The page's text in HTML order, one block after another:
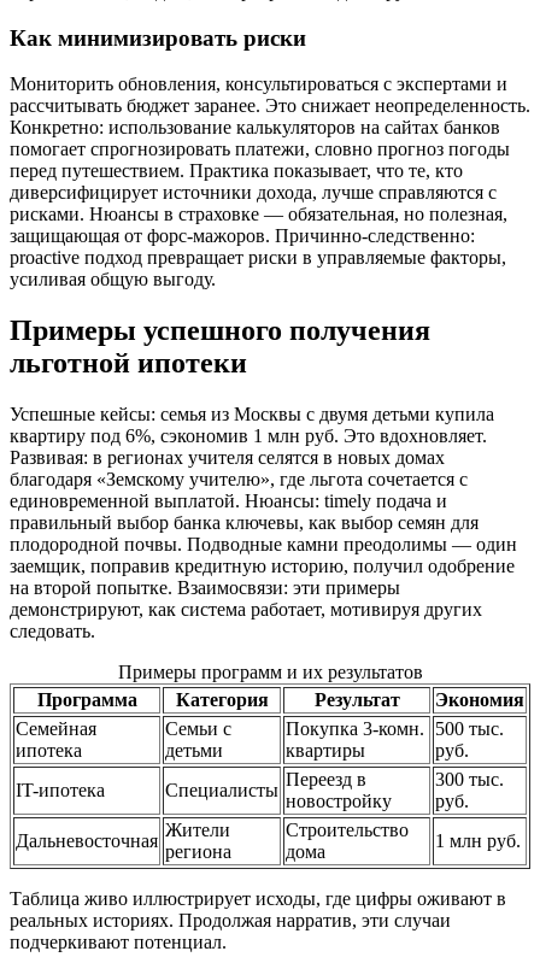
Как минимизировать риски
Мониторить обновления, консультироваться с экспертами и
рассчитывать бюджет заранее. Это снижает неопределенность.
Конкретно: использование калькуляторов на сайтах банков
помогает спрогнозировать платежи, словно прогноз погоды
перед путешествием. Практика показывает, что те, кто
диверсифицирует источники дохода, лучше справляются с
рисками. Нюансы в страховке — обязательная, но полезная,
защищающая от форс-мажоров. Причинно-следственно:
proactive подход превращает риски в управляемые факторы,
усиливая общую выгоду.
Примеры успешного получения
льготной ипотеки
Успешные кейсы: семья из Москвы с двумя детьми купила
квартиру под 6%, сэкономив 1 млн руб. Это вдохновляет.
Развивая: в регионах учителя селятся в новых домах
благодаря «Земскому учителю», где льгота сочетается с
единовременной выплатой. Нюансы: timely подача и
правильный выбор банка ключевы, как выбор семян для
плодородной почвы. Подводные камни преодолимы — один
заемщик, поправив кредитную историю, получил одобрение
на второй попытке. Взаимосвязи: эти примеры
демонстрируют, как система работает, мотивируя других
следовать.
Примеры программ и их результатов
Программа
Категория Результат
Экономия
Семейная
ипотека
Семьи с
детьми
Покупка 3-комн.
квартиры
500 тыс.
руб.
IT-ипотека
Специалисты
Переезд в
новостройку
300 тыс.
руб.
Дальневосточная
Жители
региона
Строительство
дома
1 млн руб.
Таблица живо иллюстрирует исходы, где цифры оживают в
реальных историях. Продолжая нарратив, эти случаи
подчеркивают потенциал.